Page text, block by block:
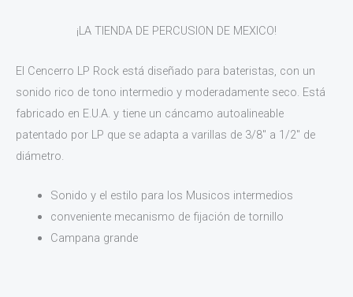
¡LA TIENDA DE PERCUSION DE MEXICO!
El Cencerro LP Rock está diseñado para bateristas, con un
sonido rico de tono intermedio y moderadamente seco. Está
fabricado en E.U.A. y tiene un cáncamo autoalineable
patentado por LP que se adapta a varillas de 3/8″ a 1/2″ de
diámetro.
Sonido y el estilo para los Musicos intermedios
conveniente mecanismo de fijación de tornillo
Campana grande